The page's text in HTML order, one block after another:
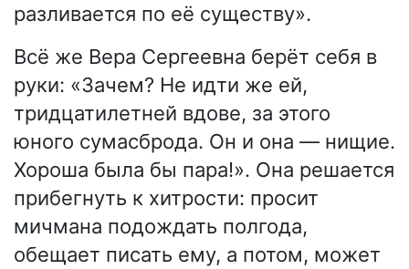
разливается по её существу».
Всё же Вера Сергеевна берёт себя в
руки: «Зачем? Не идти же ей,
тридцатилетней вдове, за этого
юного сумасброда. Он и она — нищие.
Хороша была бы пара!». Она решается
прибегнуть к хитрости: просит
мичмана подождать полгода,
обещает писать ему, а потом, может